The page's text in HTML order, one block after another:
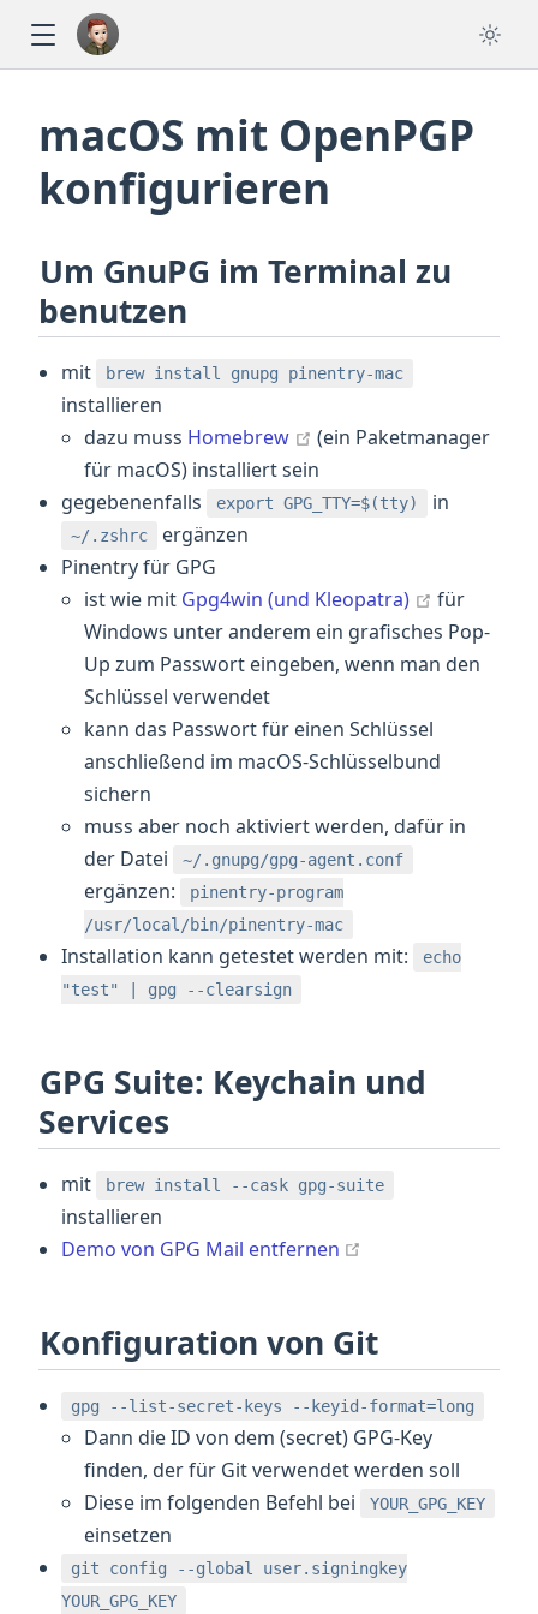
macOS mit OpenPGP
konfigurieren
Um GnuPG im Terminal zu
benutzen
mit brew install gnupg pinentry-mac
installieren
dazu muss Homebrew open in new window
(ein Paketmanager
für macOS) installiert sein
gegebenenfalls
export GPG_TTY=$(tty) in
~/.zshrc
ergänzen
Pinentry für GPG
ist wie mit Gpg4win (und Kleopatra) open in
für
Windows unter anderem ein grafisches Pop-
Up zum Passwort eingeben, wenn man den
Schlüssel verwendet
kann das Passwort für einen Schlüssel
anschließend im macOS-Schlüsselbund
sichern
muss aber noch aktiviert werden, dafür in
der Datei
~/.gnupg/gpg-agent.conf
ergänzen:
pinentry-program
/usr/local/bin/pinentry-mac
Installation kann getestet werden mit:
echo
"test" | gpg --clearsign
GPG Suite: Keychain und
Services
mit brew install --cask gpg-suite
installieren
Demo von GPG Mail entfernen
Konfiguration von Git
gpg --list-secret-keys --keyid-format=long
Dann die ID von dem (secret) GPG-Key
finden, der für Git verwendet werden soll
Diese im folgenden Befehl bei
YOUR_GPG_KEY
einsetzen
git config --global user.signingkey
YOUR_GPG_KEY